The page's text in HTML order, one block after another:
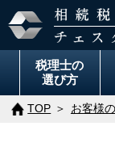
税理士の
選び方
TOP お客様